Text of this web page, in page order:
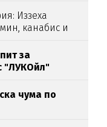
Иззеха
канабис и
за
"ЛУКОйл"
чума по